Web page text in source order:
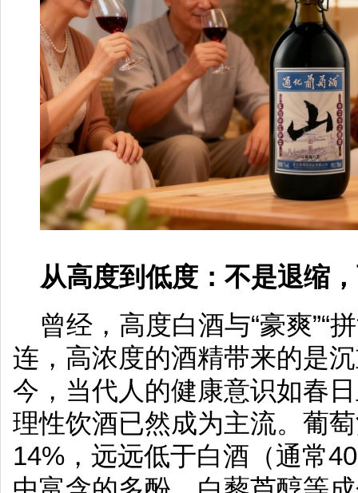
从高度到低度：不是退缩
曾经，高度白酒与“豪爽”“
连，高浓度的酒精带来的是
今，当代人的健康意识如春
理性饮酒已然成为主流。葡
14%，远远低于白酒（通常